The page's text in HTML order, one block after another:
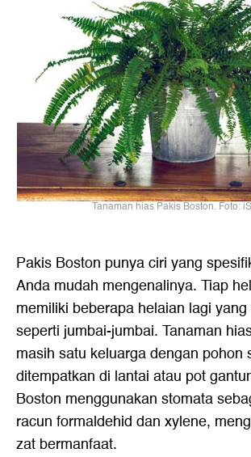
Tanaman hias Pakis Boston. Foto:
Pakis Boston punya ciri yang
Anda mudah mengenalinya. Tiap
memiliki beberapa helaian lagi
seperti jumbai-jumbai. Tanaman
masih satu keluarga dengan pohon
ditempatkan di lantai atau pot
Boston menggunakan stomata
racun formaldehid dan xylene,
zat bermanfaat.